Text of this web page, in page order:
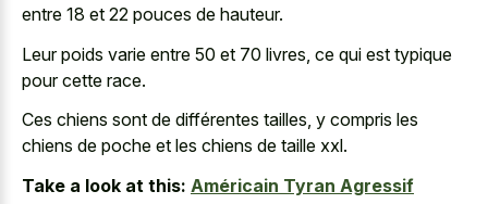
entre 18 et 22 pouces de hauteur.
Leur poids varie entre 50 et 70 livres, ce qui est typique
pour cette race.
Ces chiens sont de différentes tailles, y compris les
chiens de poche et les chiens de taille xxl.
Take a look at this: Américain Tyran Agressif